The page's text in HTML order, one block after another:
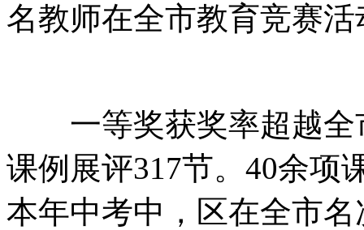
名教师在全市教育竞赛
一等奖获奖率超越全
课例展评317节。40余项
本年中考中，区在全市